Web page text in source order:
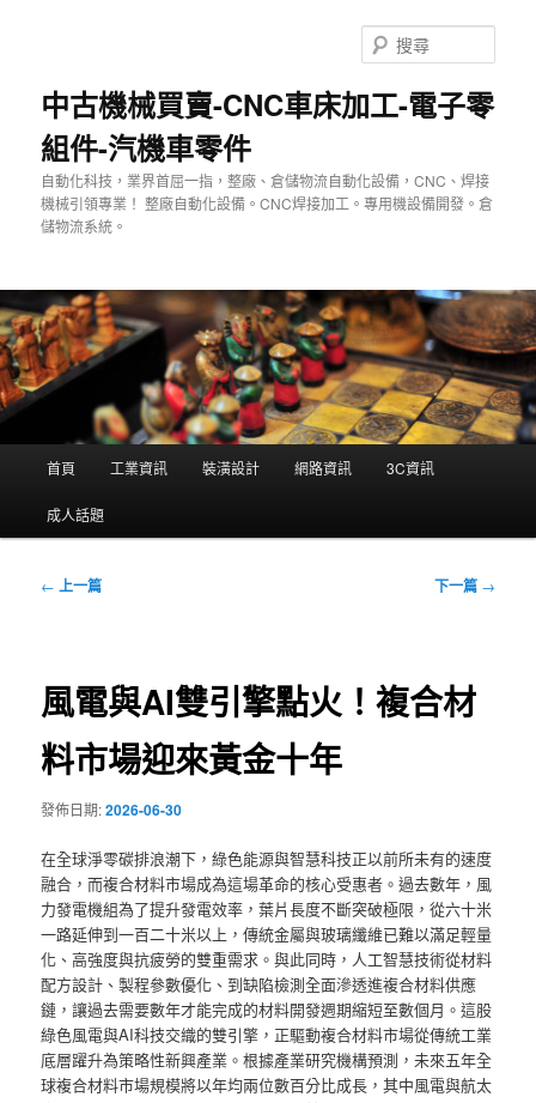
中古機械買賣-CNC車床加工-電子零
組件-汽機車零件
自動化科技，業界首屈一指，整廠、倉儲物流自動化設備，CNC、焊接
機械引領專業！ 整廠自動化設備。CNC焊接加工。專用機設備開發。倉
儲物流系統。
尋
單
首頁 工業資訊 裝潢設計 網路資訊 3C資訊
成人話題
文
← 上一篇 下一篇 →
風電與AI雙引擎點火！複合材
料市場迎來黃金十年
發佈日期:2026-06-30
在全球淨零碳排浪潮下，綠色能源與智慧科技正以前所未有的速度
融合，而複合材料市場成為這場革命的核心受惠者。過去數年，風
力發電機組為了提升發電效率，葉片長度不斷突破極限，從六十米
一路延伸到一百二十米以上，傳統金屬與玻璃纖維已難以滿足輕量
化、高強度與抗疲勞的雙重需求。與此同時，人工智慧技術從材料
配方設計、製程參數優化、到缺陷檢測全面滲透進複合材料供應
鏈，讓過去需要數年才能完成的材料開發週期縮短至數個月。這股
綠色風電與AI科技交織的雙引擎，正驅動複合材料市場從傳統工業
底層躍升為策略性新興產業。根據產業研究機構預測，未來五年全
球複合材料市場規模將以年均兩位數百分比成長，其中風電與航太